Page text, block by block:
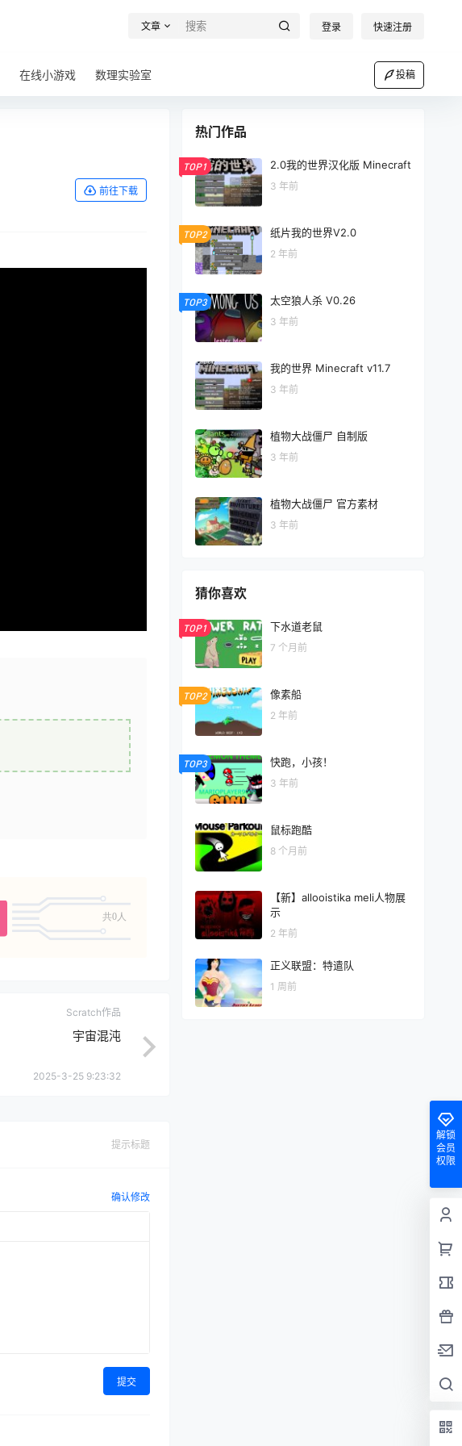
文章 登录 快速注册
在线小游戏 数理实验室 投稿
前往下载
共0人
Scratch作品
宇宙混沌
2025-3-25 9:23:32
提示标题
确认修改
提交
热门作品
TOP1 2.0我的世界汉化版 Minecraft
3 年前
TOP2 纸片我的世界V2.0
2 年前
TOP3 太空狼人杀 V0.26
3 年前
我的世界 Minecraft v11.7
3 年前
植物大战僵尸 自制版
3 年前
植物大战僵尸 官方素材
3 年前
猜你喜欢
TOP1 下水道老鼠
7 个月前
TOP2 像素船
2 年前
TOP3 快跑，小孩！
3 年前
鼠标跑酷
8 个月前
【新】allooistika meli人物展
示
2 年前
正义联盟：特遣队
1 周前
解锁
会员
权限